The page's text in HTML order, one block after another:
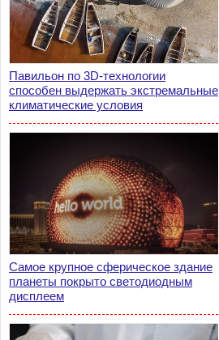
Павильон по 3D-технологии
способен выдержать экстремальные
климатические условия
Самое крупное сферическое здание
планеты покрыто светодиодным
дисплеем